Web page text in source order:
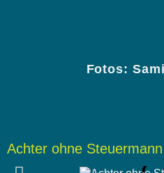
Fotos:
Achter ohne